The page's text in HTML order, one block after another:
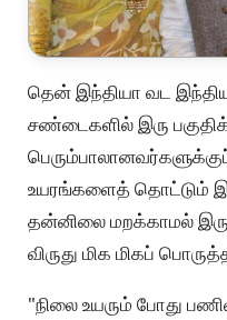
தென் இந்தியா வட
சண்டைகளில் இரு
உயரங்களைத் தொட்டும்
தன்னிலை மறக்காமல்
விருது மிக மிகப்
"நிலை உயரும் போது